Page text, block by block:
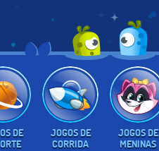
DE
JOGOS DE
CORRIDA
JOGOS DE
MENINAS